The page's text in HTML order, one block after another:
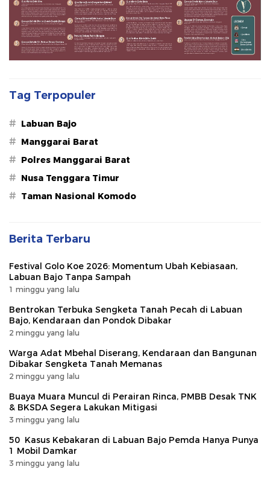
Tag Terpopuler
# Labuan Bajo
# Manggarai Barat
# Polres Manggarai Barat
# Nusa Tenggara Timur
# Taman Nasional Komodo
Berita Terbaru
Festival Golo Koe 2026: Momentum Ubah Kebiasaan,
Labuan Bajo Tanpa Sampah
1 minggu yang lalu
Bentrokan Terbuka Sengketa Tanah Pecah di Labuan
Bajo, Kendaraan dan Pondok Dibakar
2 minggu yang lalu
Warga Adat Mbehal Diserang, Kendaraan dan Bangunan
Dibakar Sengketa Tanah Memanas
2 minggu yang lalu
Buaya Muara Muncul di Perairan Rinca, PMBB Desak TNK
& BKSDA Segera Lakukan Mitigasi
3 minggu yang lalu
50 Kasus Kebakaran di Labuan Bajo Pemda Hanya Punya
1 Mobil Damkar
3 minggu yang lalu